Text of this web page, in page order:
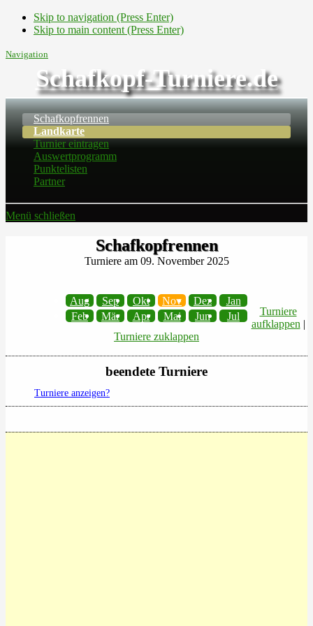
Skip to navigation (Press Enter)
Skip to main content (Press Enter)
Navigation
Schafkopf-Turniere.de
Schafkopfrennen
Landkarte
Turnier eintragen
Auswertprogramm
Punktelisten
Partner
Menü schließen
Schafkopfrennen
Turniere am 09. November 2025
Aug Sep Okt Nov Dez
Jan
Feb
Mär Apr Mai Jun Jul
Turniere
aufklappen |
Turniere zuklappen
beendete Turniere
Turniere anzeigen?